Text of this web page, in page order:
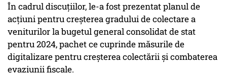
În cadrul discuțiilor, le-a fost prezentat planul de
acțiuni pentru creșterea gradului de colectare a
veniturilor la bugetul general consolidat de stat
pentru 2024, pachet ce cuprinde măsurile de
digitalizare pentru creșterea colectării și combaterea
evaziunii fiscale.